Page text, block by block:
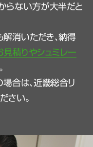
らない方が大半だと
消いただき、納得
見積りやシュミレー
場合は、近畿総合リ
さい。